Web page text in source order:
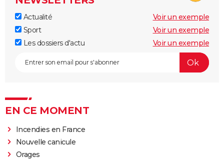
Actualité
Voir un exemple
Sport
Voir un exemple
Les dossiers d'actu
Voir un exemple
EN CE MOMENT
Incendies en France
Nouvelle canicule
Orages